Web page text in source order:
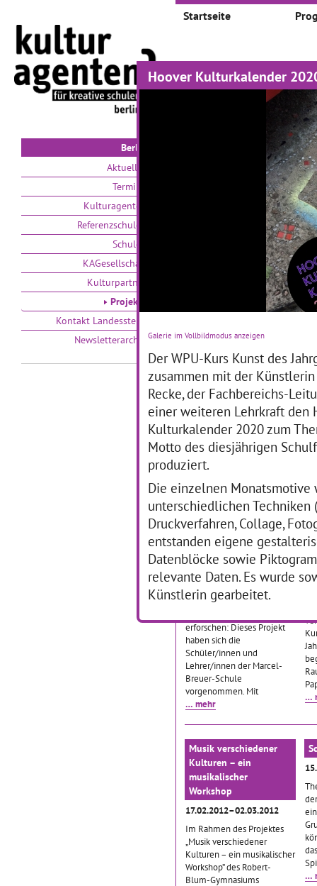
Hoover Kulturkalender
Galerie im Vollbildmodus anzeigen
Der WPU-Kurs Kunst des
zusammen mit der
Recke, der Fachbereichs-
einer weiteren Lehrkraft den
Kulturkalender 2020 zum
Motto des diesjährigen
produziert.
Die einzelnen Monatsmotive
unterschiedlichen Techniken
Druckverfahren, Collage,
entstanden eigene
Datenblöcke sowie
relevante Daten. Es wurde
Künstlerin gearbeitet.
Berlin
Aktuelles
Termine
Kulturagenten
Referenzschulen
Schulen
KAGesellschaft
Kulturpartner
Projekte
Kontakt Landesstelle
Newsletterarchiv
Startseite
Projekte
01.03.2012–30.09.2012
Zusammenarbeit mit einer
Tänzerin des Staatsballetts
Berlin ein Tanztheaterstück,
das um Leitmotive wie Mut,
Können, Verantwortung,
Stärken und
… mehr
Innenschau
Innenschau in das Land der
27.02.2012–20.06.2012
Verschiedene Formate der
Kommunikation mit
erforschen: Dieses Projekt
haben sich die
Schüler/innen und
Lehrer/innen der Marcel-
Breuer-Schule
vorgenommen. Mit
… mehr
…
Musik verschiedener
Kulturen – ein
musikalischer
Workshop
17.02.2012–02.03.2012
Im Rahmen des Projektes
„Musik verschiedener
Kulturen – ein musikalischer
Workshop” des Robert-
Blum-Gymnasiums
…